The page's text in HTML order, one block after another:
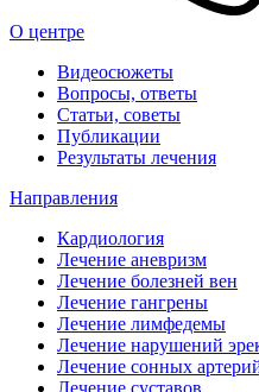
О центре
Видеосюжеты
Вопросы, ответы
Статьи, советы
Публикации
Результаты лечения
Направления
Кардиология
Лечение аневризм
Лечение болезней вен
Лечение гангрены
Лечение лимфедемы
Лечение нарушений
Лечение сонных
Лечение суставов